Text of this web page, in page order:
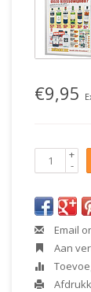
€9,95
+
-
Email
Aan